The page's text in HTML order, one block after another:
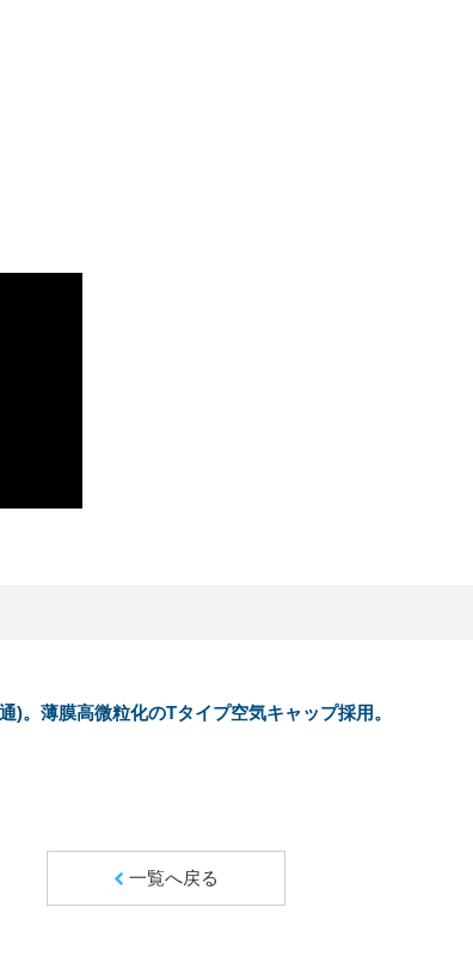
)。薄膜高微粒化のTタイプ空気キャップ採用。
一覧へ戻る